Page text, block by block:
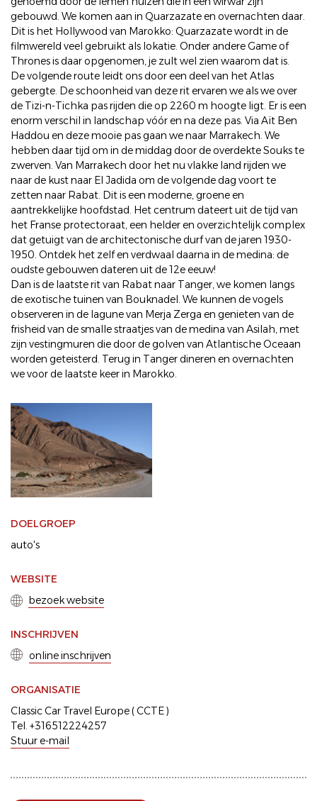
gebouwd. We komen aan in Quarzazate en overnachten daar.
Dit is het Hollywood van Marokko: Quarzazate wordt in de
filmwereld veel gebruikt als lokatie. Onder andere Game of
Thrones is daar opgenomen, je zult wel zien waarom dat is.
De volgende route leidt ons door een deel van het Atlas
gebergte. De schoonheid van deze rit ervaren we als we over
de Tizi-n-Tichka pas rijden die op 2260 m hoogte ligt. Er is een
enorm verschil in landschap vóór en na deze pas. Via Aït Ben
Haddou en deze mooie pas gaan we naar Marrakech. We
hebben daar tijd om in de middag door de overdekte Souks te
zwerven. Van Marrakech door het nu vlakke land rijden we
naar de kust naar El Jadida om de volgende dag voort te
zetten naar Rabat. Dit is een moderne, groene en
aantrekkelijke hoofdstad. Het centrum dateert uit de tijd van
het Franse protectoraat, een helder en overzichtelijk complex
dat getuigt van de architectonische durf van de jaren 1930-
1950. Ontdek het zelf en verdwaal daarna in de medina: de
oudste gebouwen dateren uit de 12e eeuw!
Dan is de laatste rit van Rabat naar Tanger, we komen langs
de exotische tuinen van Bouknadel. We kunnen de vogels
observeren in de lagune van Merja Zerga en genieten van de
frisheid van de smalle straatjes van de medina van Asilah, met
zijn vestingmuren die door de golven van Atlantische Oceaan
worden geteisterd. Terug in Tanger dineren en overnachten
we voor de laatste keer in Marokko.
DOELGROEP
auto's
WEBSITE
bezoek website
INSCHRIJVEN
online inschrijven
ORGANISATIE
Classic Car Travel Europe ( CCTE )
Tel. +316512224257
Stuur e-mail